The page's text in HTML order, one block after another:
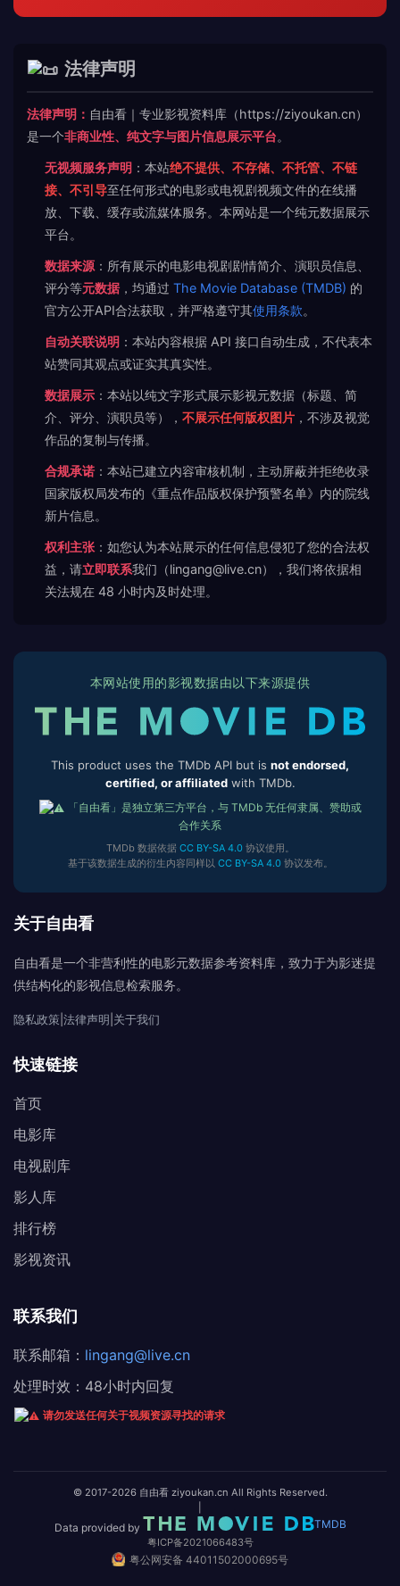
法律声明
法律声明： 自由看｜专业影视资料库（https://ziyoukan.cn）
是一个非商业性、纯文字与图片信息展示平台。
无视频服务声明 ：本站绝不提供、不存储、不托管、不链
接、不引导至任何形式的电影或电视剧视频文件的在线播
放、下载、缓存或流媒体服务。本网站是一个纯元数据展示
平台。
数据来源 ：所有展示的电影电视剧剧情简介、演职员信息、
评分等元数据，均通过 The Movie Database (TMDB) 的
官方公开API合法获取，并严格遵守其使用条款。
自动关联说明 ：本站内容根据 API 接口自动生成，不代表本
站赞同其观点或证实其真实性。
数据展示 ：本站以纯文字形式展示影视元数据（标题、简
介、评分、演职员等）， 不展示任何版权图片 ，不涉及视觉
作品的复制与传播。
合规承诺 ：本站已建立内容审核机制，主动屏蔽并拒绝收录
国家版权局发布的《重点作品版权保护预警名单》内的院线
新片信息。
权利主张 ：如您认为本站展示的任何信息侵犯了您的合法权
益，请立即联系我们（lingang@live.cn），我们将依据相
关法规在 48 小时内及时处理。
本网站使用的影视数据由以下来源提供
This product uses the TMDb API but is not endorsed,
certified, or affiliatedwith TMDb.
「自由看」是独立第三方平台，与 TMDb 无任何隶属、赞助或
合作关系
TMDb 数据依据 CC BY-SA 4.0协议使用。
基于该数据生成的衍生内容同样以 CC BY-SA 4.0协议发布。
关于自由看
自由看是一个非营利性的电影元数据参考资料库，致力于为影迷提
供结构化的影视信息检索服务。
隐私政策 法律声明 关于我们
快速链接
首页
电影库
电视剧库
影人库
排行榜
影视资讯
联系我们
联系邮箱： lingang@live.cn
处理时效：48小时内回复
请勿发送任何关于视频资源寻找的请求
© 2017-2026 自由看 ziyoukan.cn All Rights Reserved.
Data provided by TMDB
粤ICP备2021066483号
粤公网安备 44011502000695号